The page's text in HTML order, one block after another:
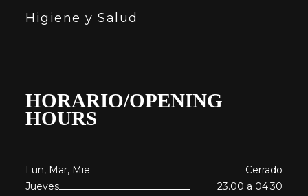
Higiene y Salud
HORARIO/OPENING
HOURS
Lun, Mar, Mie
Cerrado
Jueves
23.00 a 04.30